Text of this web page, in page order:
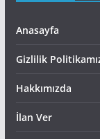
Anasayfa
Gizlilik
Hakkımızda
İlan Ver